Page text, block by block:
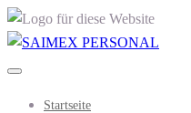
Startseite